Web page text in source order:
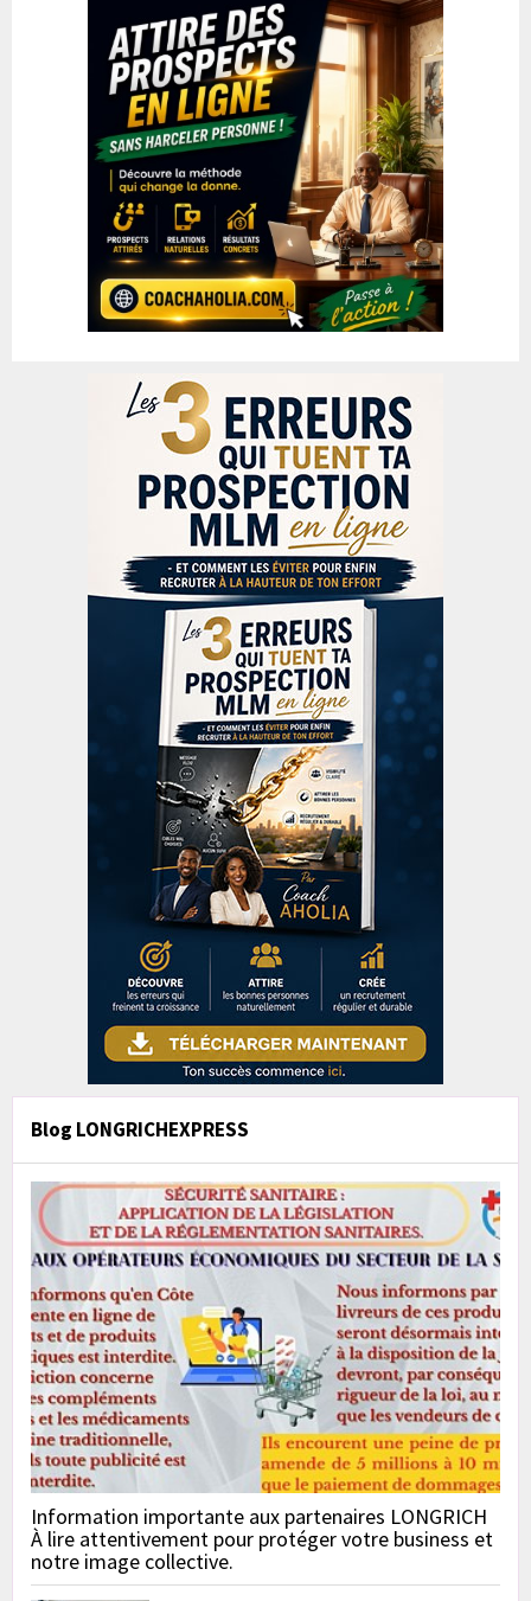
Blog LONGRICHEXPRESS
Information importante aux partenaires LONGRICH
À lire attentivement pour protéger votre business et
notre image collective.